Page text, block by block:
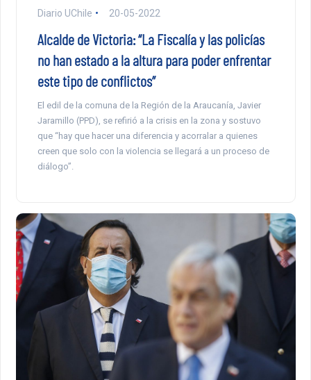
Diario UChile 20-05-2022
Alcalde de Victoria: “La Fiscalía y las policías
no han estado a la altura para poder enfrentar
este tipo de conflictos”
El edil de la comuna de la Región de la Araucanía, Javier
Jaramillo (PPD), se refirió a la crisis en la zona y sostuvo
que “hay que hacer una diferencia y acorralar a quienes
creen que solo con la violencia se llegará a un proceso de
diálogo”.